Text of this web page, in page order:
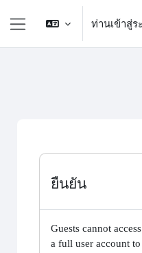
ข้ามไปที่เนื้อหาหลัก
ท่านเข้าสู่
ยืนยัน
Guests cannot
a full user account